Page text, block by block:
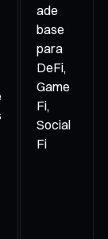
ade
base
para
DeFi,
Game
Fi,
Social
Fi